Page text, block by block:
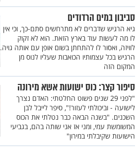
סביבון במים הרדודים
גיא הרגיש שדברים לא מתרחשים סתם-כך, וכי אין
לו מה לעשות עוד בארץ הזאת. הוא לא זקוק
לוויזה, ואסור לו להתחתן בשום אופן עם אותה גויה.
הרגיש בכל עצמותיו הכואבות שעליו לנוס מן
המקום הזה
סיפור קצר: כוס ישועות אשא מירונה
"לפני 29 שנים פשוט החלטתי: האדם נצרך
לישועה - וביכולתי לעזור!", סיפר לייבל לבן
השכנים. "בשנה הבאה כבר נטלתי את הכוס
המשומשת עמי, ומני אז אני שותה בהם, בגביעי
הישועות שקיבלתי במירון"